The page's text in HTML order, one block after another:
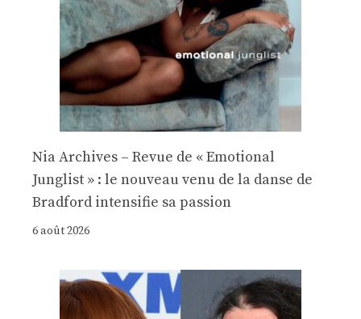
Nia Archives – Revue de « Emotional
Junglist » : le nouveau venu de la danse de
Bradford intensifie sa passion
6 août 2026